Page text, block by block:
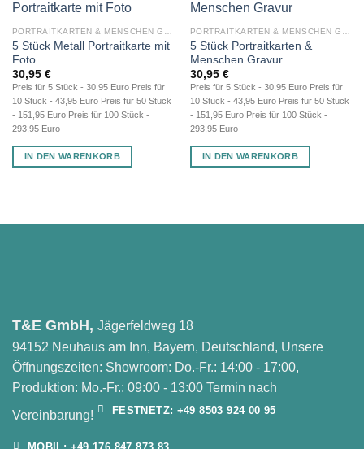
5 Stück Metall Portraitkarte mit
Foto
30,95 €
Preis für 5 Stück - 30,95 Euro Preis für
10 Stück - 43,95 Euro Preis für 50 Stück
- 151,95 Euro Preis für 100 Stück -
293,95 Euro
IN DEN WARENKORB
5 Stück Portraitkarten &
Menschen Gravur
30,95 €
Preis für 5 Stück - 30,95 Euro Preis für
10 Stück - 43,95 Euro Preis für 50 Stück
- 151,95 Euro Preis für 100 Stück -
293,95 Euro
IN DEN WARENKORB
T&E GmbH, Jägerfeldweg 18
94152 Neuhaus am Inn, Bayern, Deutschland, Unsere
Öffnungszeiten: Showroom: Do.-Fr.: 14:00 - 17:00,
Produktion: Mo.-Fr.: 09:00 - 13:00 Termin nach
Vereinbarung!
FESTNETZ: +49 8503 924 00 95